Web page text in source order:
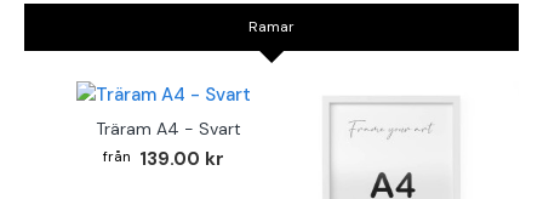
Ramar
Träram A4 - Svart
139.00 kr